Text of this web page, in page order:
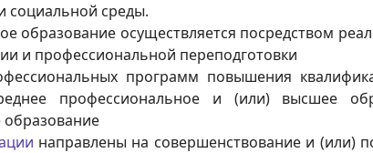
социальной среды.
образование осуществляется посредством
и профессиональной переподготовки
программ повышения
профессиональное и (или) высшее
направлены на совершенствование и (или)